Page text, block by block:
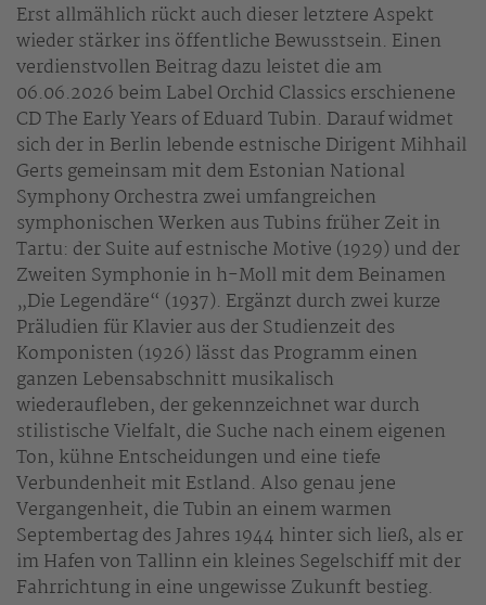
Erst allmählich rückt auch dieser letztere Aspekt
wieder stärker ins öffentliche Bewusstsein. Einen
verdienstvollen Beitrag dazu leistet die am
06.06.2026 beim Label Orchid Classics erschienene
CD The Early Years of Eduard Tubin. Darauf widmet
sich der in Berlin lebende estnische Dirigent Mihhail
Gerts gemeinsam mit dem Estonian National
Symphony Orchestra zwei umfangreichen
symphonischen Werken aus Tubins früher Zeit in
Tartu: der Suite auf estnische Motive (1929) und der
Zweiten Symphonie in h-Moll mit dem Beinamen
„Die Legendäre“ (1937). Ergänzt durch zwei kurze
Präludien für Klavier aus der Studienzeit des
Komponisten (1926) lässt das Programm einen
ganzen Lebensabschnitt musikalisch
wiederaufleben, der gekennzeichnet war durch
stilistische Vielfalt, die Suche nach einem eigenen
Ton, kühne Entscheidungen und eine tiefe
Verbundenheit mit Estland. Also genau jene
Vergangenheit, die Tubin an einem warmen
Septembertag des Jahres 1944 hinter sich ließ, als er
im Hafen von Tallinn ein kleines Segelschiff mit der
Fahrrichtung in eine ungewisse Zukunft bestieg.